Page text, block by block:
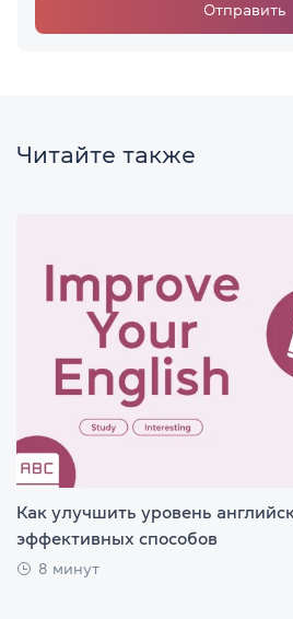
Отправить
Читайте также
Как улучшить уровень
эффективных способов
8 минут